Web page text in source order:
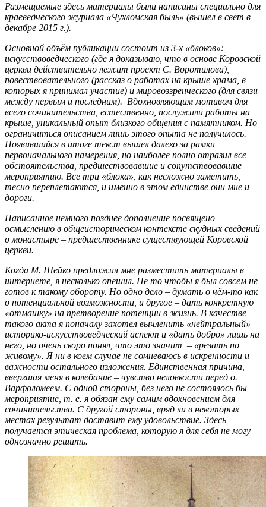
Размещаемые здесь материалы были написаны специально для
краеведческого журнала «Чухломская быль» (вышел в свет в
декабре 2015 г.).
Основной объём публикации состоит из 3-х «блоков»:
искусствоведческого (где я доказываю, что в основе Коровской
церкви действительно лежит проект С. Воротилова),
повествовательного (рассказ о работах на крыше храма, в
которых я принимал участие) и мировоззренческого (для связи
между первым и последним). Вдохновляющим мотивом для
всего сочинительства, естественно, послужили работы на
крыше, уникальный опыт близкого общения с памятником. Но
ограничиться описанием лишь этого опыта не получилось.
Появившийся в итоге текст вышел далеко за рамки
первоначального намерения, но наиболее полно отразил все
обстоятельства, предшествовавшие и сопутствовавшие
мероприятию. Все три «блока», как несложно заметить,
тесно переплетаются, и именно в этом единстве они мне и
дороги.
Написанное немного позднее дополнение посвящено
осмыслению в общеисторическом контексте скудных сведений
о монастыре – предшественнике существующей Коровской
церкви.
Когда М. Шейко предложил мне разместить материалы в
интернете, я несколько опешил. Не то чтобы я был совсем не
готов к такому обороту. Но одно дело – думать о чём-то как
о потенциальной возможности, и другое – дать конкретную
«отмашку» на претворение потенции в жизнь. В качестве
такого акта я поначалу захотел вычленить «нейтральный»
историко-искусствоведческий аспект и «дать добро» лишь на
него, но очень скоро понял, что это значит – «резать по
живому». Я ни в коем случае не сомневаюсь в искренности и
важности остального изложения. Единственная причина,
ввергшая меня в колебание – чувство неловкости перед о.
Варфоломеем. С одной стороны, без него не состоялось бы
мероприятие, т. е. я обязан ему самим вдохновением для
сочинительства. С другой стороны, вряд ли в некоторых
местах результат доставит ему удовольствие. Здесь
получается этическая проблема, которую я для себя не могу
однозначно решить.